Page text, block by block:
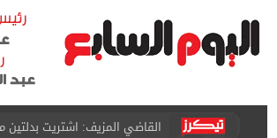
برشلونة يطرح تذاكر مواجهة